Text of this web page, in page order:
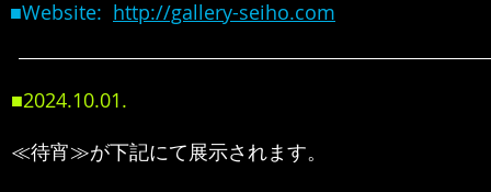
■Website: http://gallery-seiho.com
■2024.10.01.
≪待宵≫が下記にて展示されます。